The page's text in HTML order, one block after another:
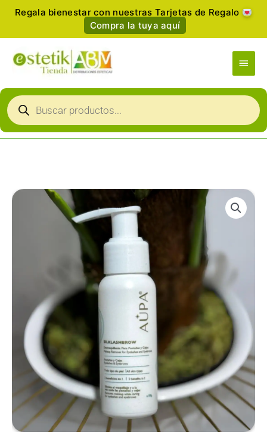
Regala bienestar con nuestras Tarjetas de Regalo
Compra la tuya aquí
Menú
Búsqueda
de
productos
SILKLASHBROW
Desmaquillante
cuida
pestañas
cejas
cantidad